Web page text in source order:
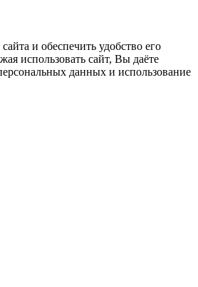
и обеспечить удобство его
использовать сайт, Вы даёте
данных и использование